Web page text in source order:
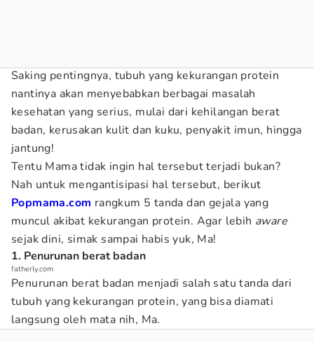
Saking pentingnya, tubuh yang kekurangan protein
nantinya akan menyebabkan berbagai masalah
kesehatan yang serius, mulai dari kehilangan berat
badan, kerusakan kulit dan kuku, penyakit imun, hingga
jantung!
Tentu Mama tidak ingin hal tersebut terjadi bukan?
Nah untuk mengantisipasi hal tersebut, berikut
Popmama.com rangkum 5 tanda dan gejala yang
muncul akibat kekurangan protein. Agar lebih aware
sejak dini, simak sampai habis yuk, Ma!
1. Penurunan berat badan
fatherly.com
Penurunan berat badan menjadi salah satu tanda dari
tubuh yang kekurangan protein, yang bisa diamati
langsung oleh mata nih, Ma.